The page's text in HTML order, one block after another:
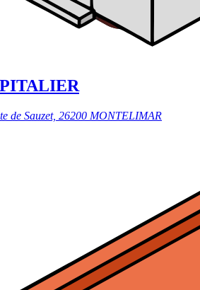
de Sauzet, 26200 MONTELIMAR